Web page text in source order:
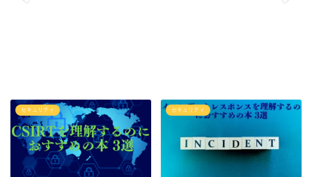
セキュリティ セキュリティ